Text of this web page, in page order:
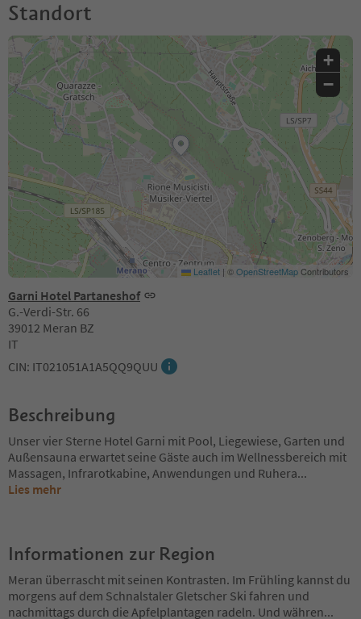
Standort
Garni Hotel Partaneshof
G.-Verdi-Str. 66
39012 Meran BZ
IT
CIN: IT021051A1A5QQ9QUU
+
−
Leaflet | ©OpenStreetMapContributors
Beschreibung
Unser vier Sterne Hotel Garni mit Pool, Liegewiese, Garten und
Außensauna erwartet seine Gäste auch im Wellnessbereich mit
Massagen, Infrarotkabine, Anwendungen und Ruhera...
Lies mehr
Informationen zur Region
Meran überrascht mit seinen Kontrasten. Im Frühling kannst du
morgens auf dem Schnalstaler Gletscher Ski fahren und
nachmittags durch die Apfelplantagen radeln. Und währen...